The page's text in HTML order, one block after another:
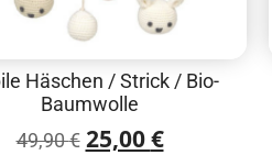
Häschen / Strick / Bio-
Baumwolle
49,90€ 25,00€